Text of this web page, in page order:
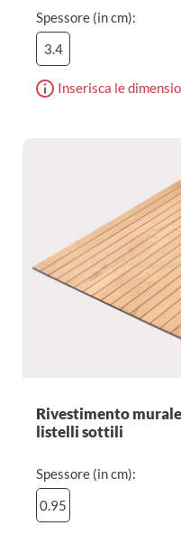
Spessore (in cm):
3.4
Inserisca le
Rivestimento
listelli sottili
Spessore (in cm):
0.95